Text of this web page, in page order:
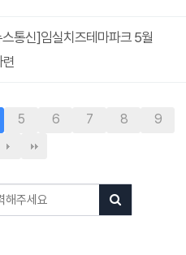
통신]임실치즈테마파크 5월
5 6 7 8
9